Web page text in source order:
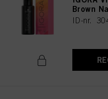
Brown
ID-nr.